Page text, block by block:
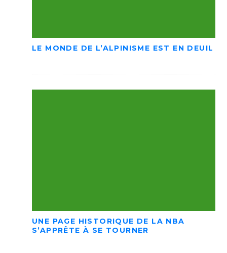
LE MONDE DE L’ALPINISME EST EN DEUIL
UNE PAGE HISTORIQUE DE LA NBA
S’APPRÊTE À SE TOURNER